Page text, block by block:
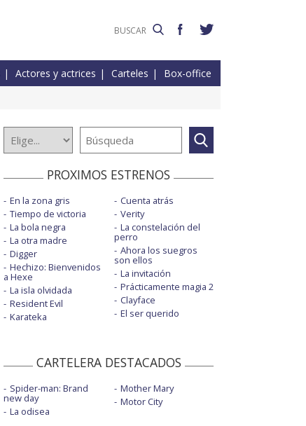
Actores y actrices Carteles Box-office
PROXIMOS ESTRENOS
En la zona gris
Tiempo de victoria
La bola negra
La otra madre
Digger
Hechizo: Bienvenidos
a Hexe
La isla olvidada
Resident Evil
Karateka
Cuenta atrás
Verity
La constelación del
perro
Ahora los suegros
son ellos
La invitación
Prácticamente magia 2
Clayface
El ser querido
CARTELERA DESTACADOS
Spider-man: Brand
new day
La odisea
Mother Mary
Motor City